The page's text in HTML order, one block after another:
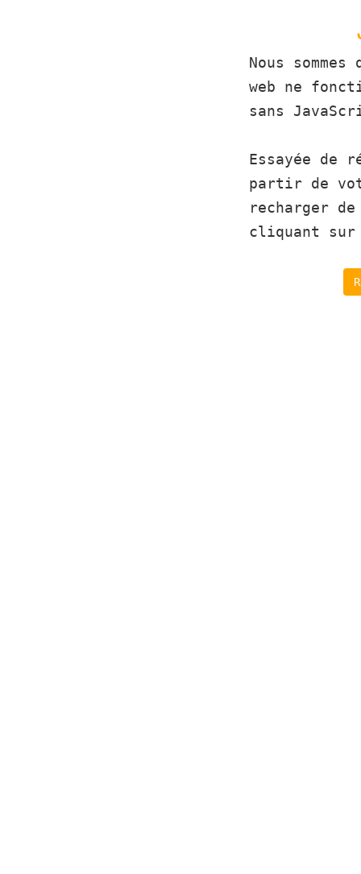
Nous
web ne
sans
Essayée de
partir de
recharger
cliquant sur